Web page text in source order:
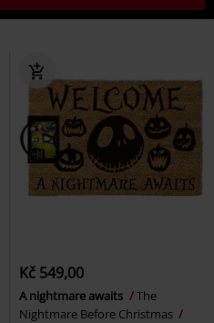
Kč 549,00
A nightmare awaits
The
Nightmare Before Christmas